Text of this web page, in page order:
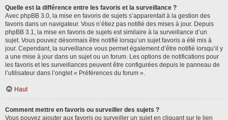
Quelle est la différence entre les favoris et la surveillance ?
Avec phpBB 3.0, la mise en favoris de sujets s’apparentait à la gestion des
favoris dans un navigateur. Vous n’étiez pas notifié des mises à jour. Depuis
phpBB 3.1, la mise en favoris de sujets est similaire à la surveillance d’un
sujet. Vous pouvez désormais être notifié lorsqu’un sujet favoris a été mis à
jour. Cependant, la surveillance vous permet également d’être notifié lorsqu’il y
a une mise à jour dans un sujet ou un forum. Les options de notifications pour
les favoris et les surveillances peuvent être configurées depuis le panneau de
l’utilisateur dans l’onglet « Préférences du forum ».
Haut
Comment mettre en favoris ou surveiller des sujets ?
Vous pouvez ajouter aux favoris ou surveiller un sujet en cliquant sur le lien